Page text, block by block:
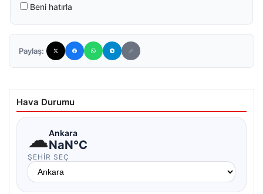
Beni hatırla
Paylaş:
Hava Durumu
☁Ankara
NaN°C
ŞEHIR SEÇ